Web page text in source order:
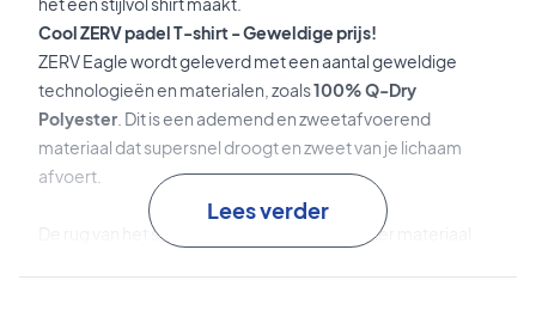
Cool ZERV padel T-shirt - Geweldige prijs!
ZERV Eagle wordt geleverd met een aantal geweldige
technologieën en materialen, zoals100% Q-Dry
Polyester . Dit is een ademend en zweetafvoerend
materiaal dat supersnel droogt en zweet van je lichaam
afvoert.
De rug van het shirt is gemaakt van een dunner materiaal.
Lees verder